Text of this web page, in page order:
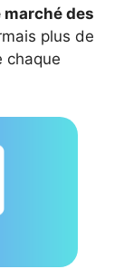
marché des
plus de
chaque